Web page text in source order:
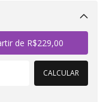
de R$229,00
CALCULAR